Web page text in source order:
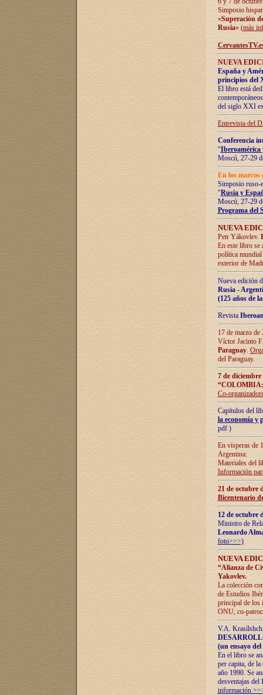
Simposio
«Superación
Rusia» (más
NUEVA
España y
principios del
El libro está
del siglo XXI
Entrevista del
Conferencia
“Iberoamérica
Moscú, 27-29
En los marcos
Simposio ruso-
"Rusia y
Moscú, 27-29
Programa del
NUEVA
Petr Yákovlev.
En este libro se
política mundial
exterior de
Nueva edición
Rusia -
(125 años de
Revista
17 de marzo
Víctor Jacinto
Paraguay.
del Paraguay.
7 de
Co-
Capítulos del
la economía y
pdf )
En vísperas de
Argentina:
Materiales del
Información
21 de octubre
Bicentenario
12 de octubre
Ministro de
Leonardo
foto>>>)
NUEVA
“Alianza de
Yakovlev.
La colección
de Estudios
principal de los
ONU, co-
V.A.
(un ensayo
En el libro se
per capita, de
año 1990. Se
desventajas
información